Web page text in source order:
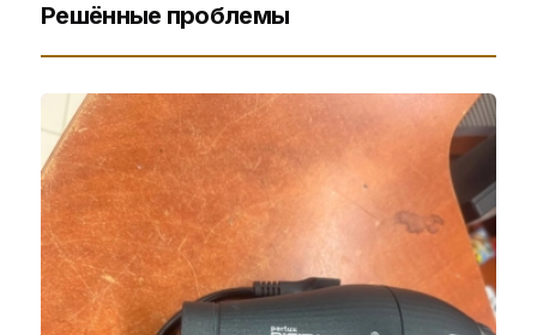
Решённые проблемы